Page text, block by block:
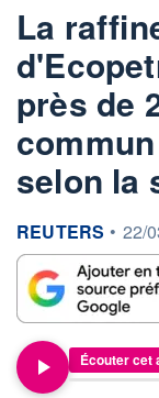
La
près de
selon la
information
REUTERS • 22/
Écouter cet